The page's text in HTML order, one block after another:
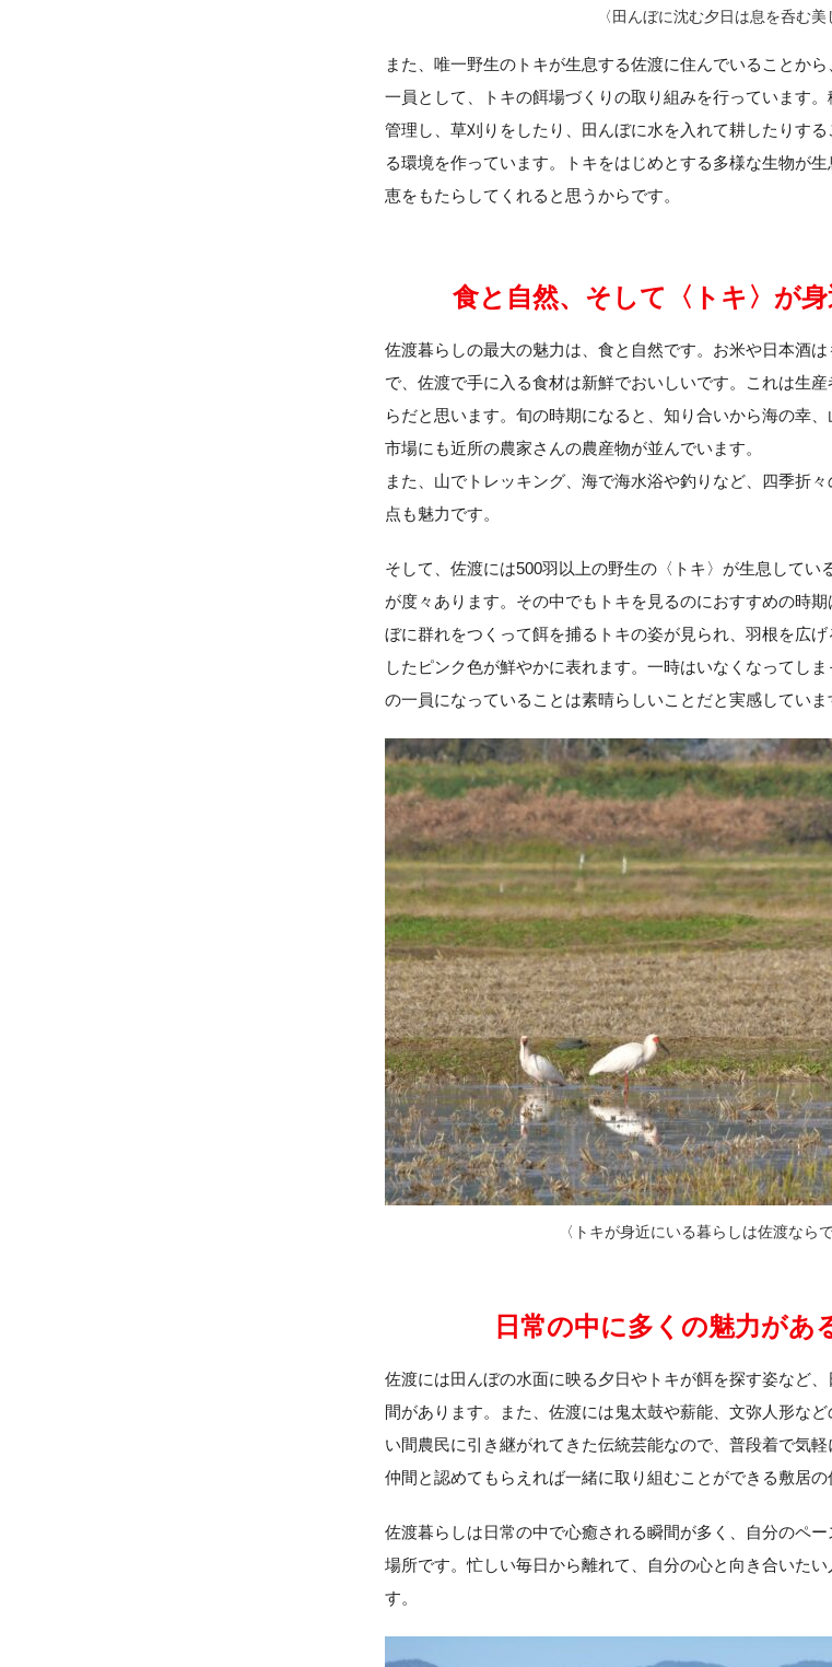
〈田んぼに沈む夕日は息を呑む美
また、唯一野生のトキが生息する佐渡に住んでいることか
一員として、トキの餌場づくりの取り組みを行っています
管理し、草刈りをしたり、田んぼに水を入れて耕したりす
る環境を作っています。トキをはじめとする多様な生物が
恵をもたらしてくれると思うからです。
食と自然、そして〈トキ〉が
佐渡暮らしの最大の魅力は、食と自然です。お米や日本酒
で、佐渡で手に入る食材は新鮮でおいしいです。これは生
らだと思います。旬の時期になると、知り合いから海の幸
市場にも近所の農家さんの農産物が並んでいます。
また、山でトレッキング、海で海水浴や釣りなど、四季折
点も魅力です。
そして、佐渡には500羽以上の野生の〈トキ〉が生息してい
が度々あります。その中でもトキを見るのにおすすめの時
ぼに群れをつくって餌を捕るトキの姿が見られ、羽根を広
したピンク色が鮮やかに表れます。一時はいなくなってし
の一員になっていることは素晴らしいことだと実感していま
〈トキが身近にいる暮らしは佐渡なら
日常の中に多くの魅力があ
佐渡には田んぼの水面に映る夕日やトキが餌を探す姿など
間があります。また、佐渡には鬼太鼓や薪能、文弥人形な
い間農民に引き継がれてきた伝統芸能なので、普段着で気
仲間と認めてもらえれば一緒に取り組むことができる敷居の
佐渡暮らしは日常の中で心癒される瞬間が多く、自分のペ
場所です。忙しい毎日から離れて、自分の心と向き合いた
す。